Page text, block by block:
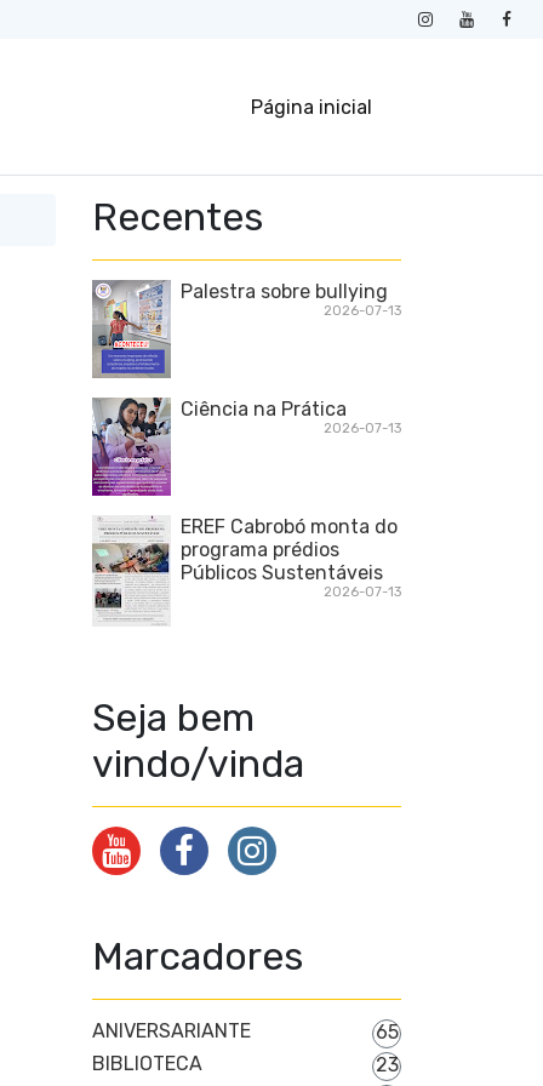
Página inicial
Recentes
Palestra sobre bullying
2026-07-13
Ciência na Prática
2026-07-13
EREF Cabrobó monta do
programa prédios
Públicos Sustentáveis
2026-07-13
Seja bem
vindo/vinda
Marcadores
ANIVERSARIANTE
65
BIBLIOTECA
23